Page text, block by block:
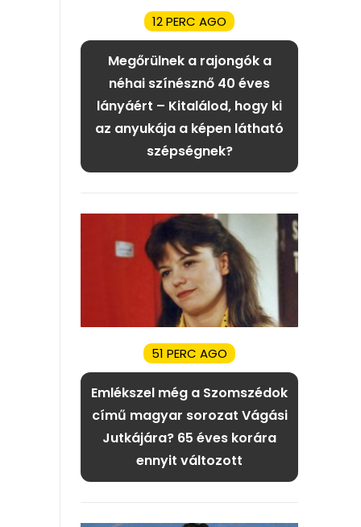
12 PERC AGO
Megőrülnek a rajongók a
néhai színésznő 40 éves
lányáért – Kitalálod, hogy ki
az anyukája a képen látható
szépségnek?
51 PERC AGO
Emlékszel még a Szomszédok
című magyar sorozat Vágási
Jutkájára? 65 éves korára
ennyit változott